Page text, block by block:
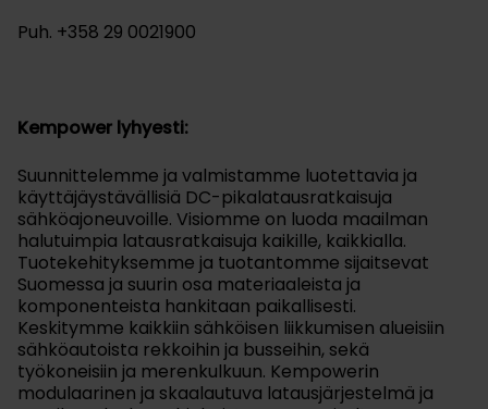
Puh. +358 29 0021900
Kempower lyhyesti:
Suunnittelemme ja valmistamme luotettavia ja
käyttäjäystävällisiä DC-pikalatausratkaisuja
sähköajoneuvoille. Visiomme on luoda maailman
halutuimpia latausratkaisuja kaikille, kaikkialla.
Tuotekehityksemme ja tuotantomme sijaitsevat
Suomessa ja suurin osa materiaaleista ja
komponenteista hankitaan paikallisesti.
Keskitymme kaikkiin sähköisen liikkumisen alueisiin
sähköautoista rekkoihin ja busseihin, sekä
työkoneisiin ja merenkulkuun. Kempowerin
modulaarinen ja skaalautuva latausjärjestelmä ja